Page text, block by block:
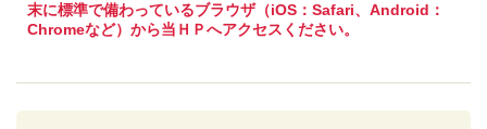
末に標準で備わっているブラウザ（iOS：Safari、Android：
Chromeなど）から当ＨＰへアクセスください。